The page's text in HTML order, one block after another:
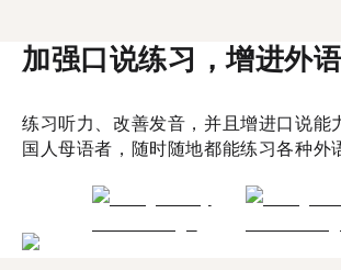
加强口说练习，增进外
练习听力、改善发音，并且增进口说能
国人母语者，随时随地都能练习各种外